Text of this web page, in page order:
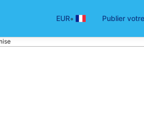
EUR• Publier